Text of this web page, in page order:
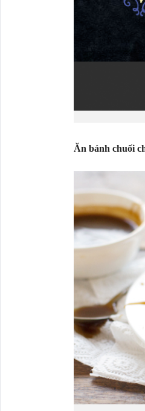
Ăn bánh chuối